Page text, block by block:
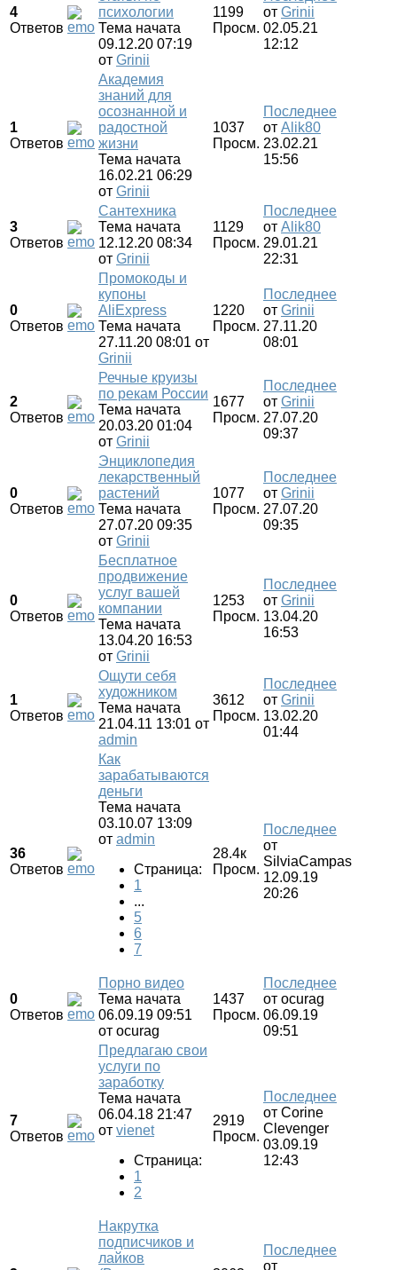
4
Ответов
психологии
Тема начата
09.12.20 07:19
от Grinii
1199
Просм.
от Grinii
02.05.21
12:12
1
Ответов
Академия
знаний для
осознанной и
радостной
жизни
Тема начата
16.02.21 06:29
от Grinii
1037
Просм.
Последнее
от Alik80
23.02.21
15:56
3
Ответов
Сантехника
Тема начата
12.12.20 08:34
от Grinii
1129
Просм.
Последнее
от Alik80
29.01.21
22:31
0
Ответов
Промокоды и
купоны
AliExpress
Тема начата
27.11.20 08:01 от
Grinii
1220
Просм.
Последнее
от Grinii
27.11.20
08:01
2
Ответов
Речные круизы
по рекам России
Тема начата
20.03.20 01:04
от Grinii
1677
Просм.
Последнее
от Grinii
27.07.20
09:37
0
Ответов
Энциклопедия
лекарственный
растений
Тема начата
27.07.20 09:35
от Grinii
1077
Просм.
Последнее
от Grinii
27.07.20
09:35
0
Ответов
Бесплатное
продвижение
услуг вашей
компании
Тема начата
13.04.20 16:53
от Grinii
1253
Просм.
Последнее
от Grinii
13.04.20
16:53
1
Ответов
Ощути себя
художником
Тема начата
21.04.11 13:01 от
admin
3612
Просм.
Последнее
от Grinii
13.02.20
01:44
36
Ответов
Как
зарабатываются
деньги
Тема начата
03.10.07 13:09
от admin
Страница:
1
...
5
6
7
28.4к
Просм.
Последнее
от
SilviaCampas
12.09.19
20:26
0
Ответов
Порно видео
Тема начата
06.09.19 09:51
от ocurag
1437
Просм.
Последнее
от ocurag
06.09.19
09:51
7
Ответов
Предлагаю свои
услуги по
заработку
Тема начата
06.04.18 21:47
от vienet
Страница:
1
2
2919
Просм.
Последнее
от Corine
Clevenger
03.09.19
12:43
Накрутка
подписчиков и
лайков
Последнее
от